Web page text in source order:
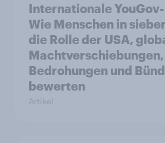
Internationale
Wie Menschen in
die Rolle der USA,
Machtverschiebungen,
Bedrohungen und
bewerten
Artikel